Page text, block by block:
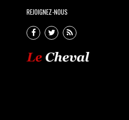
REJOIGNEZ-NOUS